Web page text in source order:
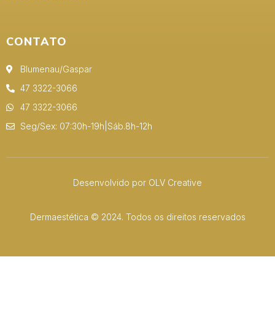
CONTATO
Blumenau/Gaspar
47 3322-3066
47 3322-3066
Seg/Sex: 07:30h-19h|Sáb.8h-12h
Desenvolvido por OLV Creative
Dermaestética © 2024. Todos os direitos reservados